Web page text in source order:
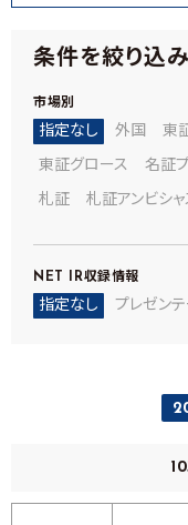
条件を絞り込み
市場別
指定なし 外国 東
東証グロース 名証
札証 札証アンビシャ
NET IR収録情報
指定なし プレゼン